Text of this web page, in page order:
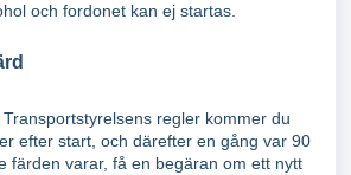
och fordonet kan ej startas.
regler kommer du
efter start, och därefter en gång var 90
färden varar, få en begäran om ett nytt